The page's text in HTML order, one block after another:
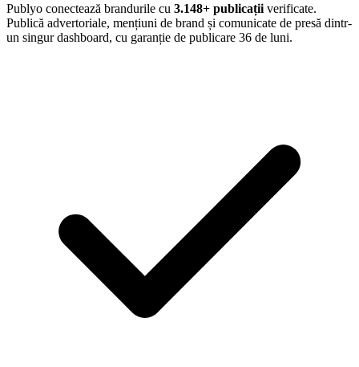
Publyo conectează brandurile cu 3.148+ publicații verificate.
Publică advertoriale, mențiuni de brand și comunicate de presă dintr-
un singur dashboard, cu garanție de publicare 36 de luni.